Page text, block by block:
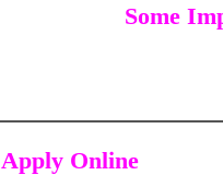
Some
Apply Online